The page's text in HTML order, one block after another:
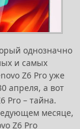
однозначно
и самых
Z6 Pro уже
апреля, а вот
Pro – тайна.
месяце,
Z6 Pro